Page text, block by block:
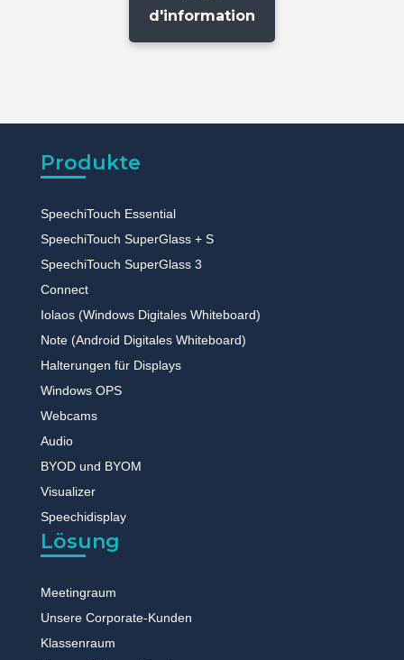
d'information
Produkte
SpeechiTouch Essential
SpeechiTouch SuperGlass + S
SpeechiTouch SuperGlass 3
Connect
Iolaos (Windows Digitales Whiteboard)
Note (Android Digitales Whiteboard)
Halterungen für Displays
Windows OPS
Webcams
Audio
BYOD und BYOM
Visualizer
Speechidisplay
Lösung
Meetingraum
Unsere Corporate-Kunden
Klassenraum